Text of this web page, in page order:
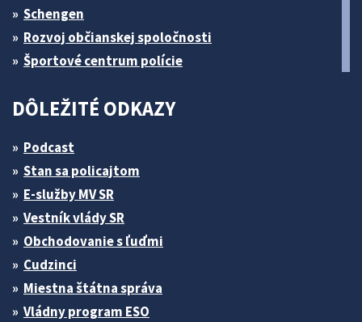
Schengen
Rozvoj občianskej spoločnosti
Športové centrum polície
DÔLEŽITÉ ODKAZY
Podcast
Stan sa policajtom
E-služby MV SR
Vestník vlády SR
Obchodovanie s ľuďmi
Cudzinci
Miestna štátna správa
Vládny program ESO